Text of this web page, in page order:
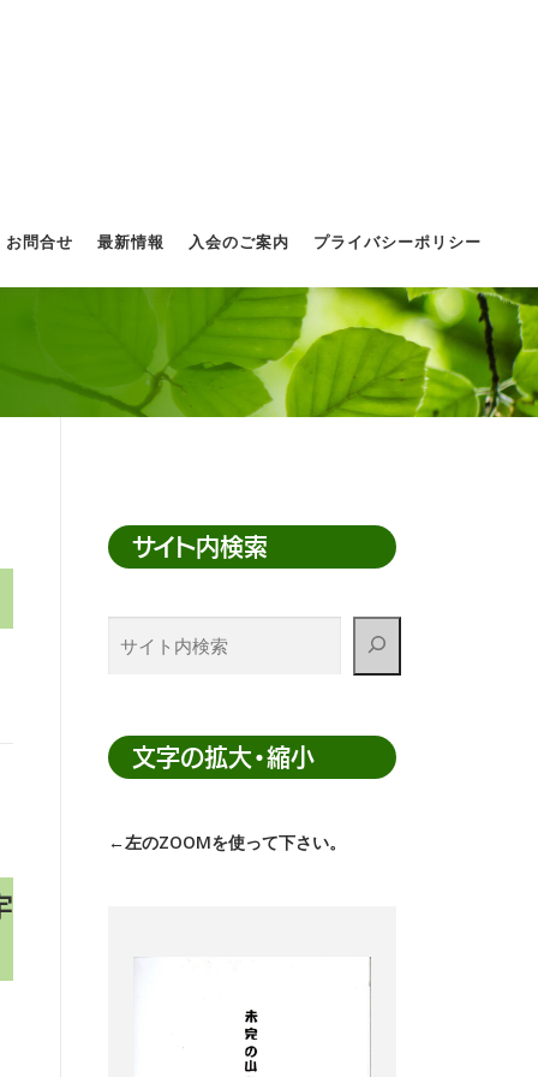
お問合せ 最新情報 入会のご案内 プライバシーポリシー
サイト内検索
検
索
文字の拡大・縮小
←左のZOOMを使って下さい。